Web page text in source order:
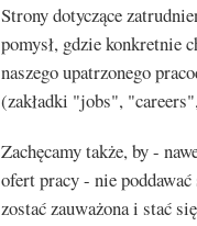
Strony dotyczące
pomysł, gdzie konkretnie
naszego upatrzonego
(zakładki "jobs",
Zachęcamy także, by -
ofert pracy - nie
zostać zauważona i stać